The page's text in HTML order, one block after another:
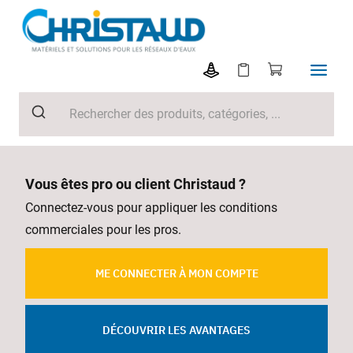
Vous êtes pro ou client Christaud ?
Connectez-vous pour appliquer les conditions
commerciales pour les pros.
ME CONNECTER À MON COMPTE
DÉCOUVRIR LES AVANTAGES